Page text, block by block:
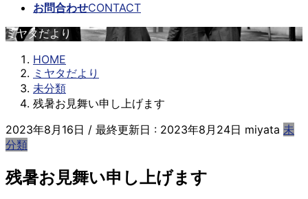
お問合わせCONTACT
ミヤタだより
HOME
ミヤタだより
未分類
残暑お見舞い申し上げます
2023年8月16日 / 最終更新日 : 2023年8月24日 miyata 未
分類
残暑お見舞い申し上げます